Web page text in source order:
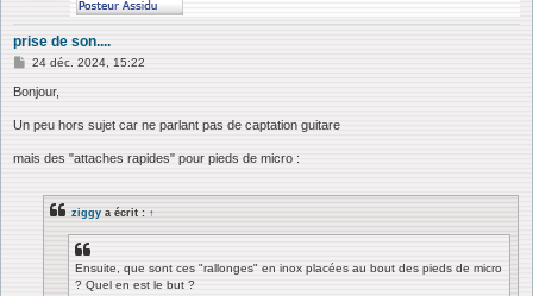
prise de son....
M
s
g
24 déc. 2024, 15:22
Bonjour,
Un peu hors sujet car ne parlant pas de captation guitare
mais des "attaches rapides" pour pieds de micro :
ziggy a écrit : ↑
Ensuite, que sont ces "rallonges" en inox placées au bout des pieds de micro
? Quel en est le but ?